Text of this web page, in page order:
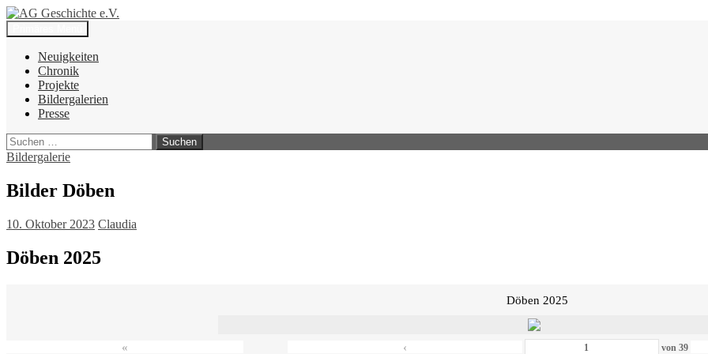
Zum
Inhalt
springen
AG Geschichte e.V.
Suchen
Neuigkeiten
Chronik
Projekte
Bildergalerien
Presse
Suchen
nach:
Bildergalerie
Bilder Döben
10. Oktober 2023 Claudia
Döben 2025
Döben 2025
« ‹ von39